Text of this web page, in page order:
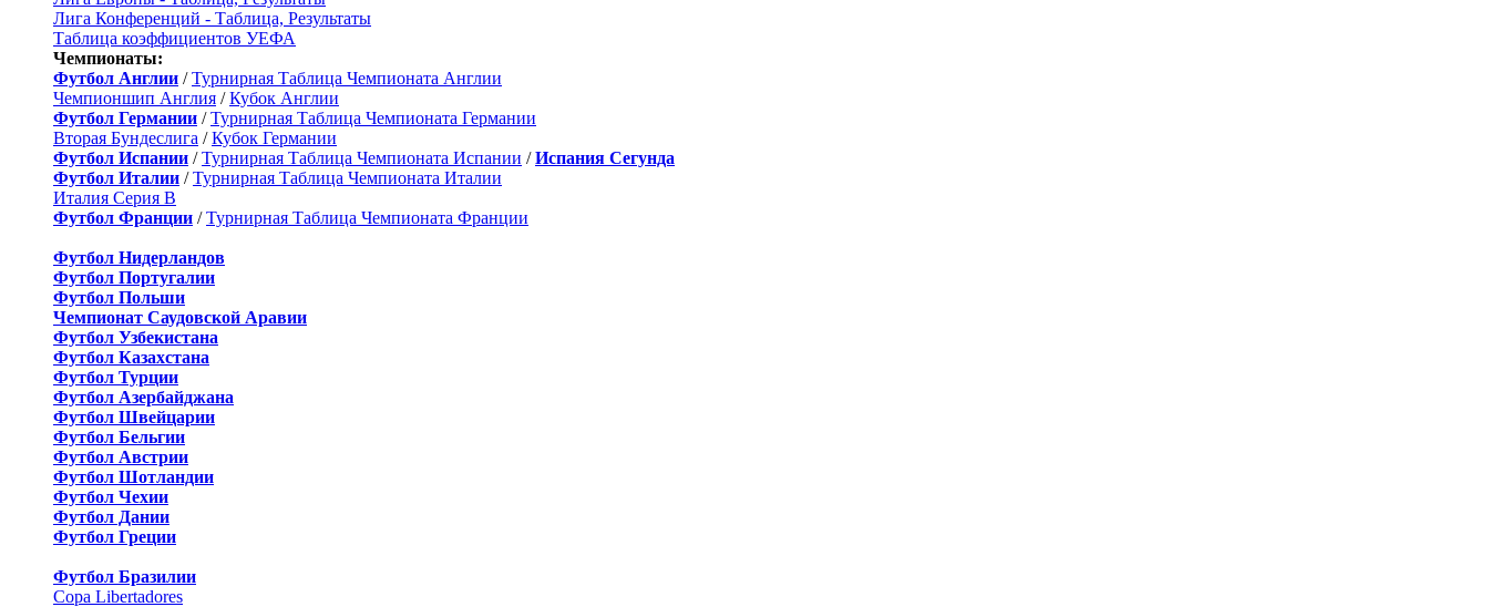
Лига Конференций - Таблица, Результаты
Таблица коэффициентов УЕФА
Чемпионаты:
Футбол Англии /Турнирная Таблица Чемпионата Англии
Чемпионшип Англия /Кубок Англии
Футбол Германии /Турнирная Таблица Чемпионата Германии
Вторая Бундеслига /Кубок Германии
Футбол Испании /Турнирная Таблица Чемпионата Испании /Испания Сегунда
Футбол Италии /Турнирная Таблица Чемпионата Италии
Италия Серия B
Футбол Франции /Турнирная Таблица Чемпионата Франции
Футбол Нидерландов
Футбол Португалии
Футбол Польши
Чемпионат Саудовской Аравии
Футбол Узбекистана
Футбол Казахстана
Футбол Турции
Футбол Азербайджана
Футбол Швейцарии
Футбол Бельгии
Футбол Австрии
Футбол Шотландии
Футбол Чехии
Футбол Дании
Футбол Греции
Футбол Бразилии
Copa Libertadores